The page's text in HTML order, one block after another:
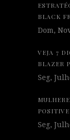
BLACK
Dom,
VEJA 7
BLAZER
Seg,
Seg,